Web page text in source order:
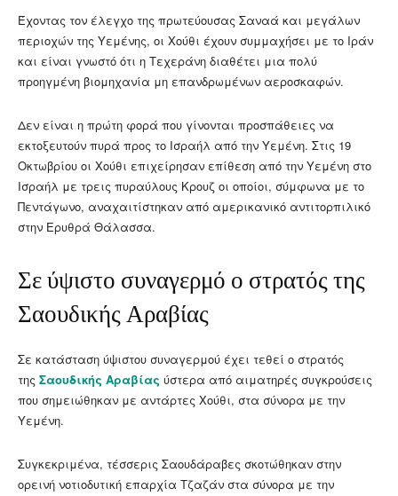
Έχοντας τον έλεγχο της πρωτεύουσας Σαναά και μεγάλων
περιοχών της Υεμένης, οι Χούθι έχουν συμμαχήσει με το Ιράν
και είναι γνωστό ότι η Τεχεράνη διαθέτει μια πολύ
προηγμένη βιομηχανία μη επανδρωμένων αεροσκαφών.
Δεν είναι η πρώτη φορά που γίνονται προσπάθειες να
εκτοξευτούν πυρά προς το Ισραήλ από την Υεμένη. Στις 19
Οκτωβρίου οι Χούθι επιχείρησαν επίθεση από την Υεμένη στο
Ισραήλ με τρεις πυραύλους Κρουζ οι οποίοι, σύμφωνα με το
Πεντάγωνο, αναχαιτίστηκαν από αμερικανικό αντιτορπιλικό
στην Ερυθρά Θάλασσα.
Σε ύψιστο συναγερμό ο στρατός της
Σαουδικής Αραβίας
Σε κατάσταση ύψιστου συναγερμού έχει τεθεί ο στρατός
της Σαουδικής Αραβίας ύστερα από αιματηρές συγκρούσεις
που σημειώθηκαν με αντάρτες Χούθι, στα σύνορα με την
Υεμένη.
Συγκεκριμένα, τέσσερις Σαουδάραβες σκοτώθηκαν στην
ορεινή νοτιοδυτική επαρχία Τζαζάν στα σύνορα με την